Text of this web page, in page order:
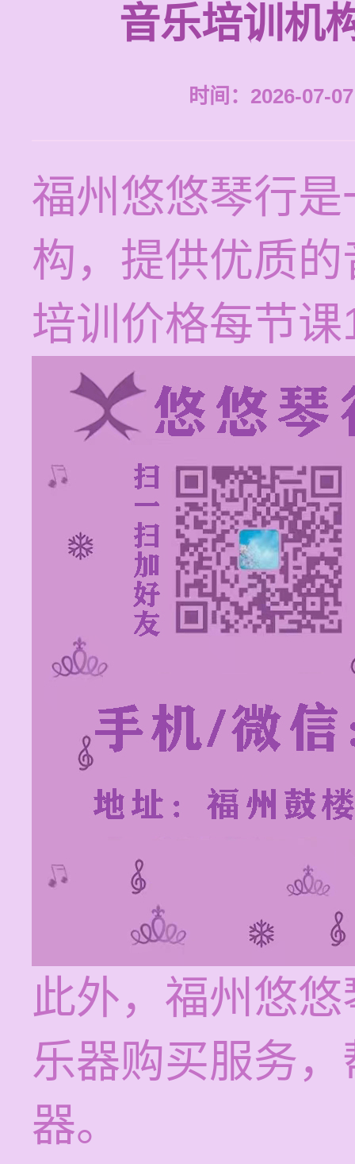
音乐培训机
时间：2026-07-
福州悠悠琴行
构，提供优质
培训价格每节
此外，福州悠
乐器购买服务
器。